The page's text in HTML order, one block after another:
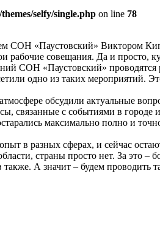
selfy/single.php on line 78
СОН «Паустовский» Виктором
рабочие совещания. Да и
СОН «Паустовский» проводятся
одно из таких мероприятий.
обсудили актуальные
связанные с событиями в
максимально полно и
в разных сферах, и сейчас
страны просто нет. За это –
А значит – будем проводить